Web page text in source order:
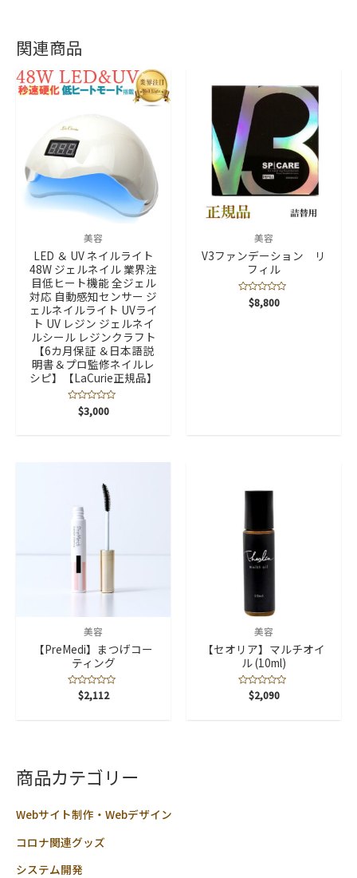
商品カテゴリー
Webサイト制作・Webデザイン
コロナ関連グッズ
システム開発
関連商品
美容
LED ＆ UV ネイルライト
48W ジェルネイル 業界注
目低ヒート機能 全ジェル
対応 自動感知センサー ジ
ェルネイルライト UVライ
ト UV レジン ジェルネイ
ルシール レジンクラフト
【6カ月保証 ＆日本語説
明書＆プロ監修ネイルレ
シピ】【LaCurie正規品】
$3,000
美容
V3ファンデーション リ
フィル
$8,800
美容
【PreMedi】まつげコー
ティング
$2,112
美容
【セオリア】マルチオイ
ル (10ml)
$2,090